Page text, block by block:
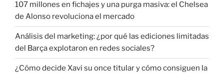
107 millones en fichajes y una purga masiva: el Chelsea
de Alonso revoluciona el mercado
Análisis del marketing: ¿por qué las ediciones limitadas
del Barça explotaron en redes sociales?
¿Cómo decide Xavi su once titular y cómo consiguen la